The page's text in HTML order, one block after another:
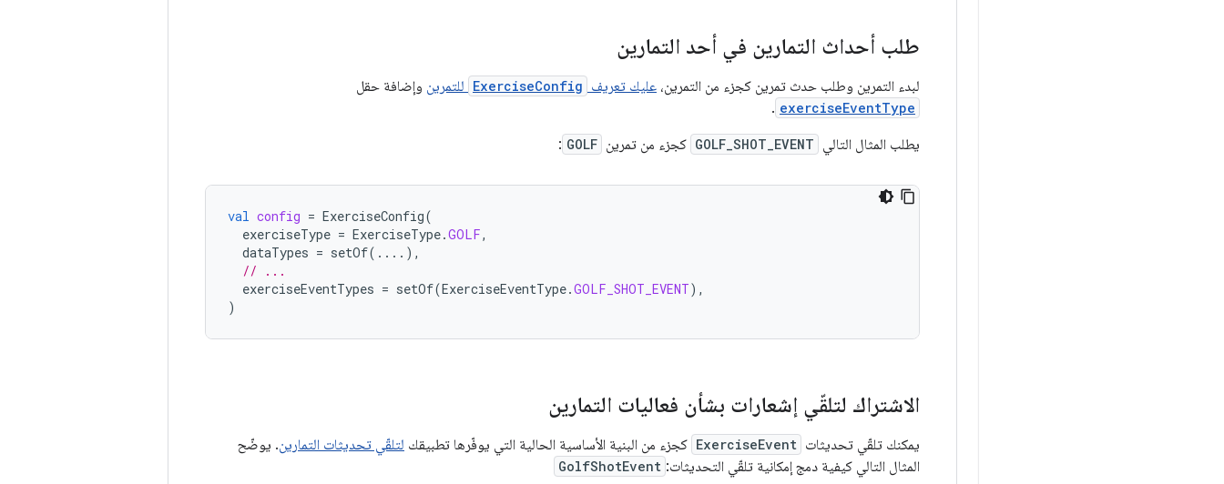
طلب أحداث التمارين في أحد التمارين
لبدء التمرين وطلب حدث تمرين كجزء من التمرين، عليك تعريف ExerciseConfig للتمرين وإضافة حقل
exerciseEventType
.
يطلب المثال التالي GOLF_SHOT_EVENT كجزء من تمرين GOLF
:
val config = ExerciseConfig(
exerciseType = ExerciseType.GOLF,
dataTypes = setOf(....),
// ...
exerciseEventTypes = setOf(ExerciseEventType.GOLF_SHOT_EVENT),
)
الاشتراك لتلقّي إشعارات بشأن فعاليات التمارين
يمكنك تلقّي تحديثات ExerciseEvent كجزء من البنية الأساسية الحالية التي يوفّرها تطبيقك لتلقّي تحديثات التمارين. يوضّح
المثال التالي كيفية دمج إمكانية تلقّي التحديثات: GolfShotEvent